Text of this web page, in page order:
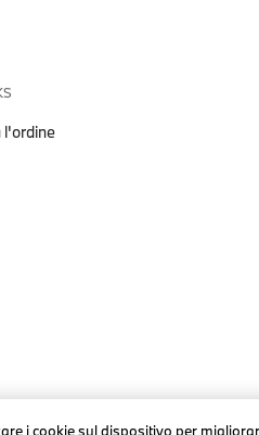
l'ordine
i cookie sul dispositivo per